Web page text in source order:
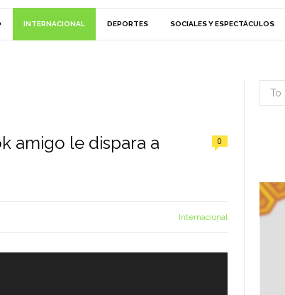
INTERNACIONAL DEPORTES SOCIALES Y ESPECTÁCULOS
amigo le dispara a
0
Internacional
Search
for: